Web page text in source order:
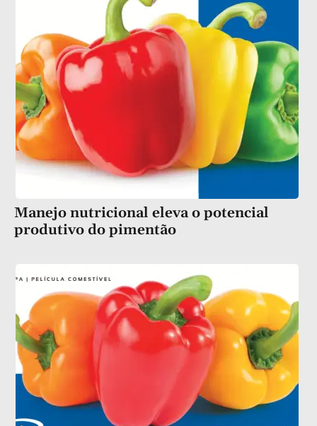
Manejo nutricional eleva o potencial
produtivo do pimentão